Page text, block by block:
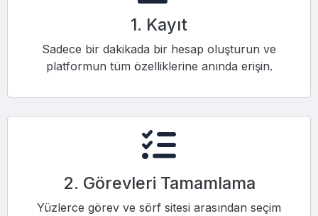
1. Kayıt
Sadece bir dakikada bir hesap oluşturun ve
platformun tüm özelliklerine anında erişin.
2. Görevleri Tamamlama
Yüzlerce görev ve sörf sitesi arasından seçim